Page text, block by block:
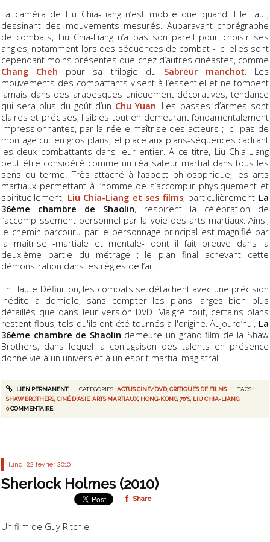
La caméra de Liu Chia-Liang n’est mobile que quand il le faut,
dessinant des mouvements mesurés. Auparavant chorégraphe
de combats, Liu Chia-Liang n’a pas son pareil pour choisir ses
angles, notamment lors des séquences de combat - ici elles sont
cependant moins présentes que chez d’autres cinéastes, comme
Chang Cheh pour sa trilogie du Sabreur manchot. Les
mouvements des combattants visent à l’essentiel et ne tombent
jamais dans des arabesques uniquement décoratives, tendance
qui sera plus du goût d’un Chu Yuan. Les passes d’armes sont
claires et précises, lisibles tout en demeurant fondamentalement
impressionnantes, par la réelle maîtrise des acteurs ; Ici, pas de
montage cut en gros plans, et place aux plans-séquences cadrant
les deux combattants dans leur entier. A ce titre, Liu Chia-Liang
peut être considéré comme un réalisateur martial dans tous les
sens du terme. Très attaché à l’aspect philosophique, les arts
martiaux permettant à l’homme de s’accomplir physiquement et
spirituellement, Liu Chia-Liang et ses films, particulièrement La
36ème chambre de Shaolin, respirent la célébration de
l’accomplissement personnel par la voie des arts martiaux. Ainsi,
le chemin parcouru par le personnage principal est magnifié par
la maîtrise -martiale et mentale- dont il fait preuve dans la
deuxième partie du métrage ; le plan final achevant cette
démonstration dans les règles de l’art.
En Haute Définition, les combats se détachent avec une précision
inédite à domicile, sans compter les plans larges bien plus
détaillés que dans leur version DVD. Malgré tout, certains plans
restent flous, tels qu'ils ont été tournés à l'origine. Aujourd’hui, La
36ème chambre de Shaolin demeure un grand film de la Shaw
Brothers, dans lequel la conjugaison des talents en présence
donne vie à un univers et à un esprit martial magistral.
LIEN PERMANENT CATÉGORIES :ACTUS CINÉ/DVD, CRITIQUES DE FILMS
TAGS :
SHAW BROTHERS,CINÉ D'ASIE ,ARTS MARTIAUX, HONG-KONG,70'S, LIU CHIA-LIANG
0COMMENTAIRE
lundi 22 février 2010
Sherlock Holmes (2010)
Share
Un film de Guy Ritchie